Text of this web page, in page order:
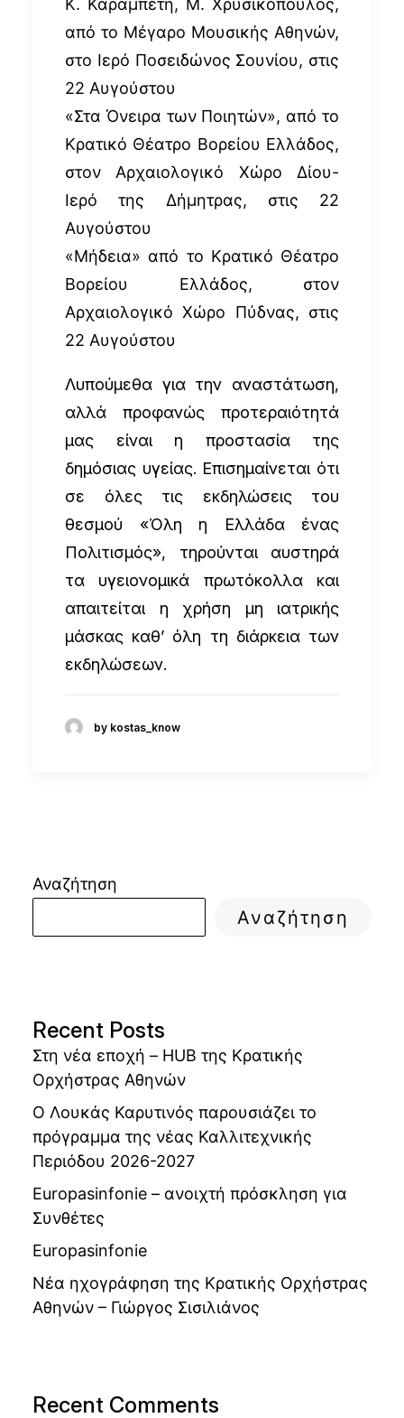
Κ. Καραμπέτη, Μ. Χρυσικόπουλος,
από το Μέγαρο Μουσικής Αθηνών,
στο Ιερό Ποσειδώνος Σουνίου, στις
22 Αυγούστου
«Στα Όνειρα των Ποιητών», από το
Κρατικό Θέατρο Βορείου Ελλάδος,
στον Αρχαιολογικό Χώρο Δίου-
Ιερό της Δήμητρας, στις 22
Αυγούστου
«Μήδεια» από το Κρατικό Θέατρο
Βορείου Ελλάδος, στον
Αρχαιολογικό Χώρο Πύδνας, στις
22 Αυγούστου
Λυπούμεθα για την αναστάτωση,
αλλά προφανώς προτεραιότητά
μας είναι η προστασία της
δημόσιας υγείας. Επισημαίνεται ότι
σε όλες τις εκδηλώσεις του
θεσμού «Όλη η Ελλάδα ένας
Πολιτισμός», τηρούνται αυστηρά
τα υγειονομικά πρωτόκολλα και
απαιτείται η χρήση μη ιατρικής
μάσκας καθ’ όλη τη διάρκεια των
εκδηλώσεων.
by kostas_know
Αναζήτηση
Αναζήτηση
Recent Posts
Στη νέα εποχή – HUB της Κρατικής
Ορχήστρας Αθηνών
Ο Λουκάς Καρυτινός παρουσιάζει το
πρόγραμμα της νέας Καλλιτεχνικής
Περιόδου 2026-2027
Europasinfonie – ανοιχτή πρόσκληση για
Συνθέτες
Europasinfonie
Νέα ηχογράφηση της Κρατικής Ορχήστρας
Αθηνών – Γιώργος Σισιλιάνος
Recent Comments